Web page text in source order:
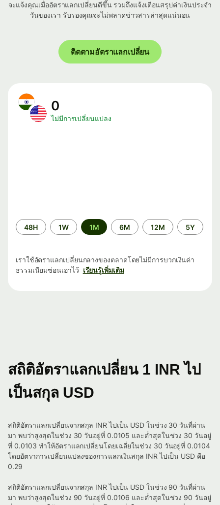
จะแจ้งคุณเมื่ออัตราแลกเปลี่ยนดีขึ้น รวมถึงแจ้งเตือนสรุปค่าเงินประจำ
วันของเรา รับรองคุณจะไม่พลาดข่าวสารล่าสุดแน่นอน
ติดตามอัตราแลกเปลี่ยน
0
ไม่มีการเปลี่ยนแปลง
ระยะ
เวลา
48H 1W 1M 6M 12M 5Y
เราใช้อัตราแลกเปลี่ยนกลางของตลาดโดยไม่มีการบวกเงินค่า
ธรรมเนียมซ่อนเอาไว้ เรียนรู้เพิ่มเติม
สถิติอัตราแลกเปลี่ยน 1 INR ไป
เป็นสกุล USD
สถิติอัตราแลกเปลี่ยนจากสกุล INR ไปเป็น USD ในช่วง 30 วันที่ผ่าน
มา พบว่าสูงสุดในช่วง 30 วันอยู่ที่ 0.0105 และต่ำสุดในช่วง 30 วันอยู่
ที่ 0.0103 ทำให้อัตราแลกเปลี่ยนโดยเฉลี่ยในช่วง 30 วันอยู่ที่ 0.0104
โดยอัตราการเปลี่ยนแปลงของการแลกเงินสกุล INR ไปเป็น USD คือ
0.29
สถิติอัตราแลกเปลี่ยนจากสกุล INR ไปเป็น USD ในช่วง 90 วันที่ผ่าน
มา พบว่าสูงสุดในช่วง 90 วันอยู่ที่ 0.0106 และต่ำสุดในช่วง 90 วันอยู่